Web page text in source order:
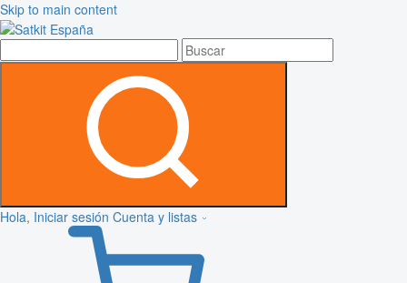
Skip to main content
Hola, Iniciar sesión Cuenta y listas